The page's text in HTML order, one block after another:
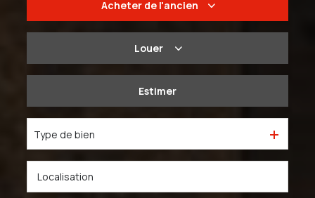
Acheter de l'ancien
Du neuf
Louer
De l'immo pro
Estimer
Type de bien